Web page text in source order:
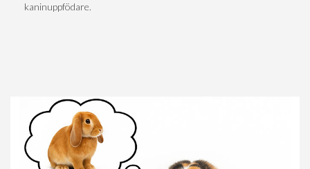
kaninuppfödare.